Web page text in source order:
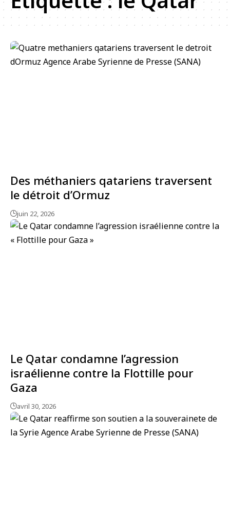
Des méthaniers qatariens traversent
le détroit d’Ormuz
juin 22, 2026
Le Qatar condamne l’agression
israélienne contre la Flottille pour
Gaza
avril 30, 2026